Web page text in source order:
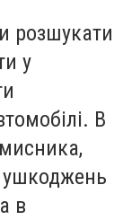
розшукати
у
В
ушкоджень
в